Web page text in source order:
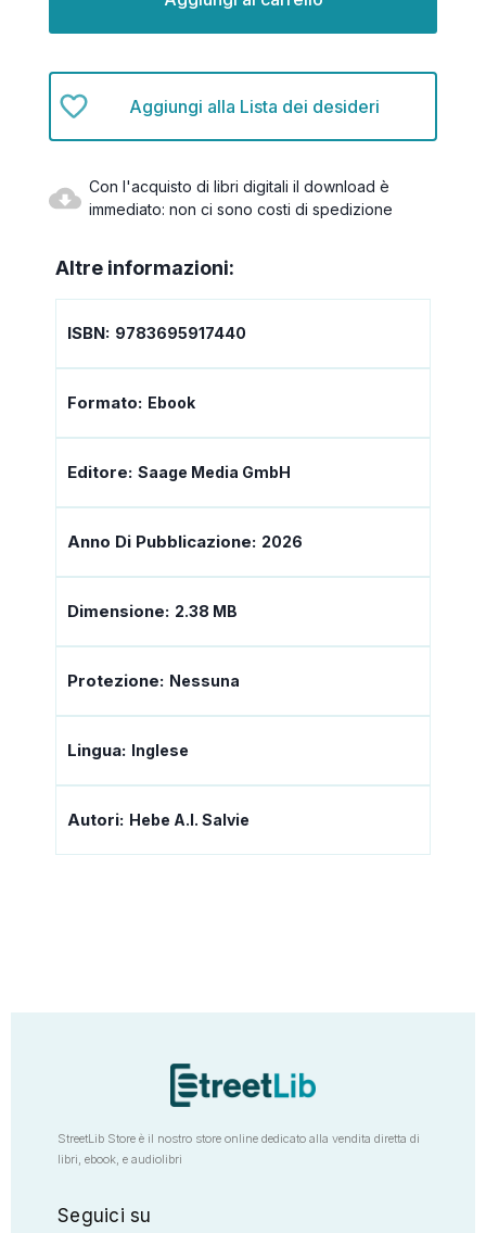
Aggiungi alla Lista dei desideri
Con l'acquisto di libri digitali il download è
immediato: non ci sono costi di spedizione
Altre informazioni:
ISBN: 9783695917440
Formato: Ebook
Editore: Saage Media GmbH
Anno Di Pubblicazione: 2026
Dimensione: 2.38 MB
Protezione: Nessuna
Lingua: Inglese
Autori: Hebe A.I. Salvie
StreetLib Store è il nostro store online dedicato alla vendita diretta di
libri, ebook, e audiolibri
Seguici su